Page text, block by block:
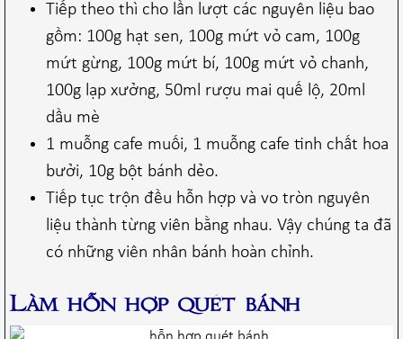
Tiếp theo thì cho lần lượt các nguyên liệu bao
gồm: 100g hạt sen, 100g mứt vỏ cam, 100g
mứt gừng, 100g mứt bí, 100g mứt vỏ chanh,
100g lạp xưởng, 50ml rượu mai quế lộ, 20ml
dầu mè
1 muỗng cafe muối, 1 muỗng cafe tinh chất hoa
bưởi, 10g bột bánh dẻo.
Tiếp tục trộn đều hỗn hợp và vo tròn nguyên
liệu thành từng viên bằng nhau. Vậy chúng ta đã
có những viên nhân bánh hoàn chỉnh.
Làm hỗn hợp quét bánh